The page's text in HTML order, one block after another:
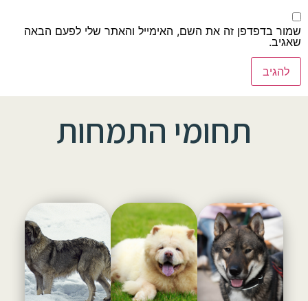
שמור בדפדפן זה את השם, האימייל והאתר שלי לפעם הבאה
שאגיב.
תחומי התמחות